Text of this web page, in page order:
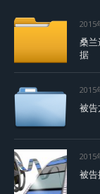
2015
桑
据
2015
被告
2015
被